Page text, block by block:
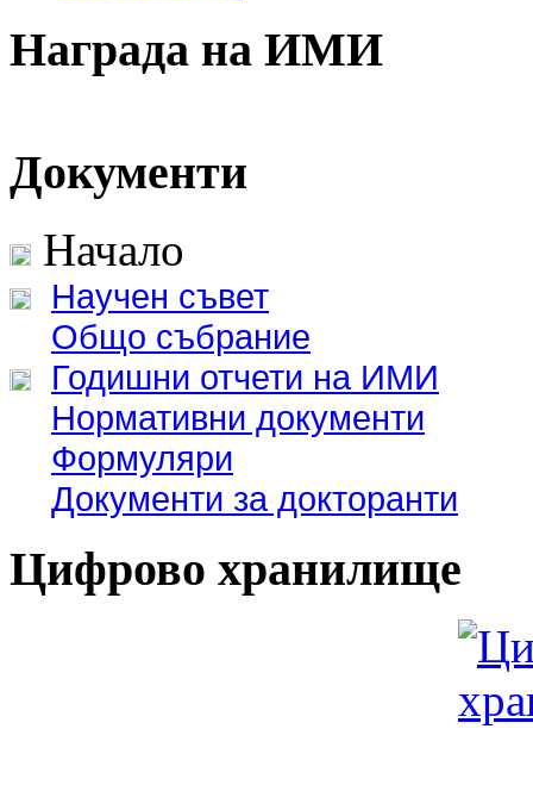
Награда на ИМИ
Документи
Начало
Научен съвет
Общо събрание
Годишни отчети на ИМИ
Нормативни документи
Формуляри
Документи за докторанти
Цифрово хранилище